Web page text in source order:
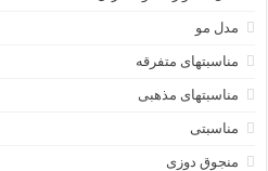
مدل مو
مناسبتهای متفرقه
مناسبتهای مذهبی
مناسبتی
منجوق دوزی